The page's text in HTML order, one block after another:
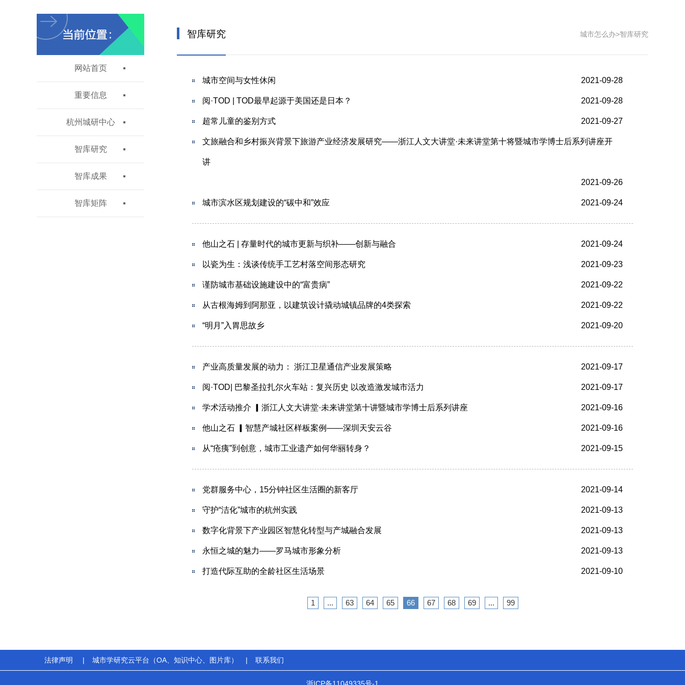
网站首页
重要信息
杭州城研中心
智库研究
智库成果
智库矩阵
智库研究 城市怎么办>智库研究
城市空间与女性休闲 2021-09-28
阅·TOD | TOD最早起源于美国还是日本？ 2021-09-28
超常儿童的鉴别方式 2021-09-27
文旅融合和乡村振兴背景下旅游产业经济发展研究——浙江人文大讲堂·未来讲堂第十将暨城市学博士后系列讲座开
讲
2021-09-26
城市滨水区规划建设的“碳中和”效应 2021-09-24
他山之石 | 存量时代的城市更新与织补——创新与融合 2021-09-24
以瓷为生：浅谈传统手工艺村落空间形态研究 2021-09-23
谨防城市基础设施建设中的“富贵病” 2021-09-22
从古根海姆到阿那亚，以建筑设计撬动城镇品牌的4类探索 2021-09-22
“明月”入胃思故乡 2021-09-20
产业高质量发展的动力： 浙江卫星通信产业发展策略 2021-09-17
阅·TOD| 巴黎圣拉扎尔火车站：复兴历史 以改造激发城市活力 2021-09-17
学术活动推介 ▎浙江人文大讲堂·未来讲堂第十讲暨城市学博士后系列讲座 2021-09-16
他山之石 ▎智慧产城社区样板案例——深圳天安云谷 2021-09-16
从“疮痍”到创意，城市工业遗产如何华丽转身？ 2021-09-15
党群服务中心，15分钟社区生活圈的新客厅 2021-09-14
守护“洁化”城市的杭州实践 2021-09-13
数字化背景下产业园区智慧化转型与产城融合发展 2021-09-13
永恒之城的魅力——罗马城市形象分析 2021-09-13
打造代际互助的全龄社区生活场景 2021-09-10
1 ... 63 64 65 66 67 68 69 ... 99
法律声明 | 城市学研究云平台（OA、知识中心、图片库） | 联系我们